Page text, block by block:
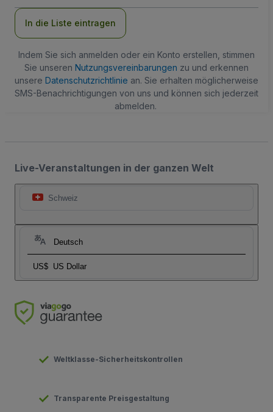
In die Liste eintragen
Indem Sie sich anmelden oder ein Konto erstellen, stimmen
Sie unseren Nutzungsvereinbarungen zu und erkennen
unsere Datenschutzrichtlinie an. Sie erhalten möglicherweise
SMS-Benachrichtigungen von uns und können sich jederzeit
abmelden.
Live-Veranstaltungen in der ganzen Welt
Schweiz
Deutsch
US$ US Dollar
Weltklasse-Sicherheitskontrollen
Transparente Preisgestaltung